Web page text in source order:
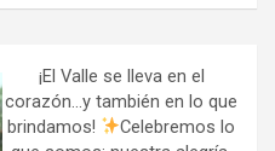
¡El Valle se lleva en el
corazón…y también en lo que
brindamos!
Celebremos lo